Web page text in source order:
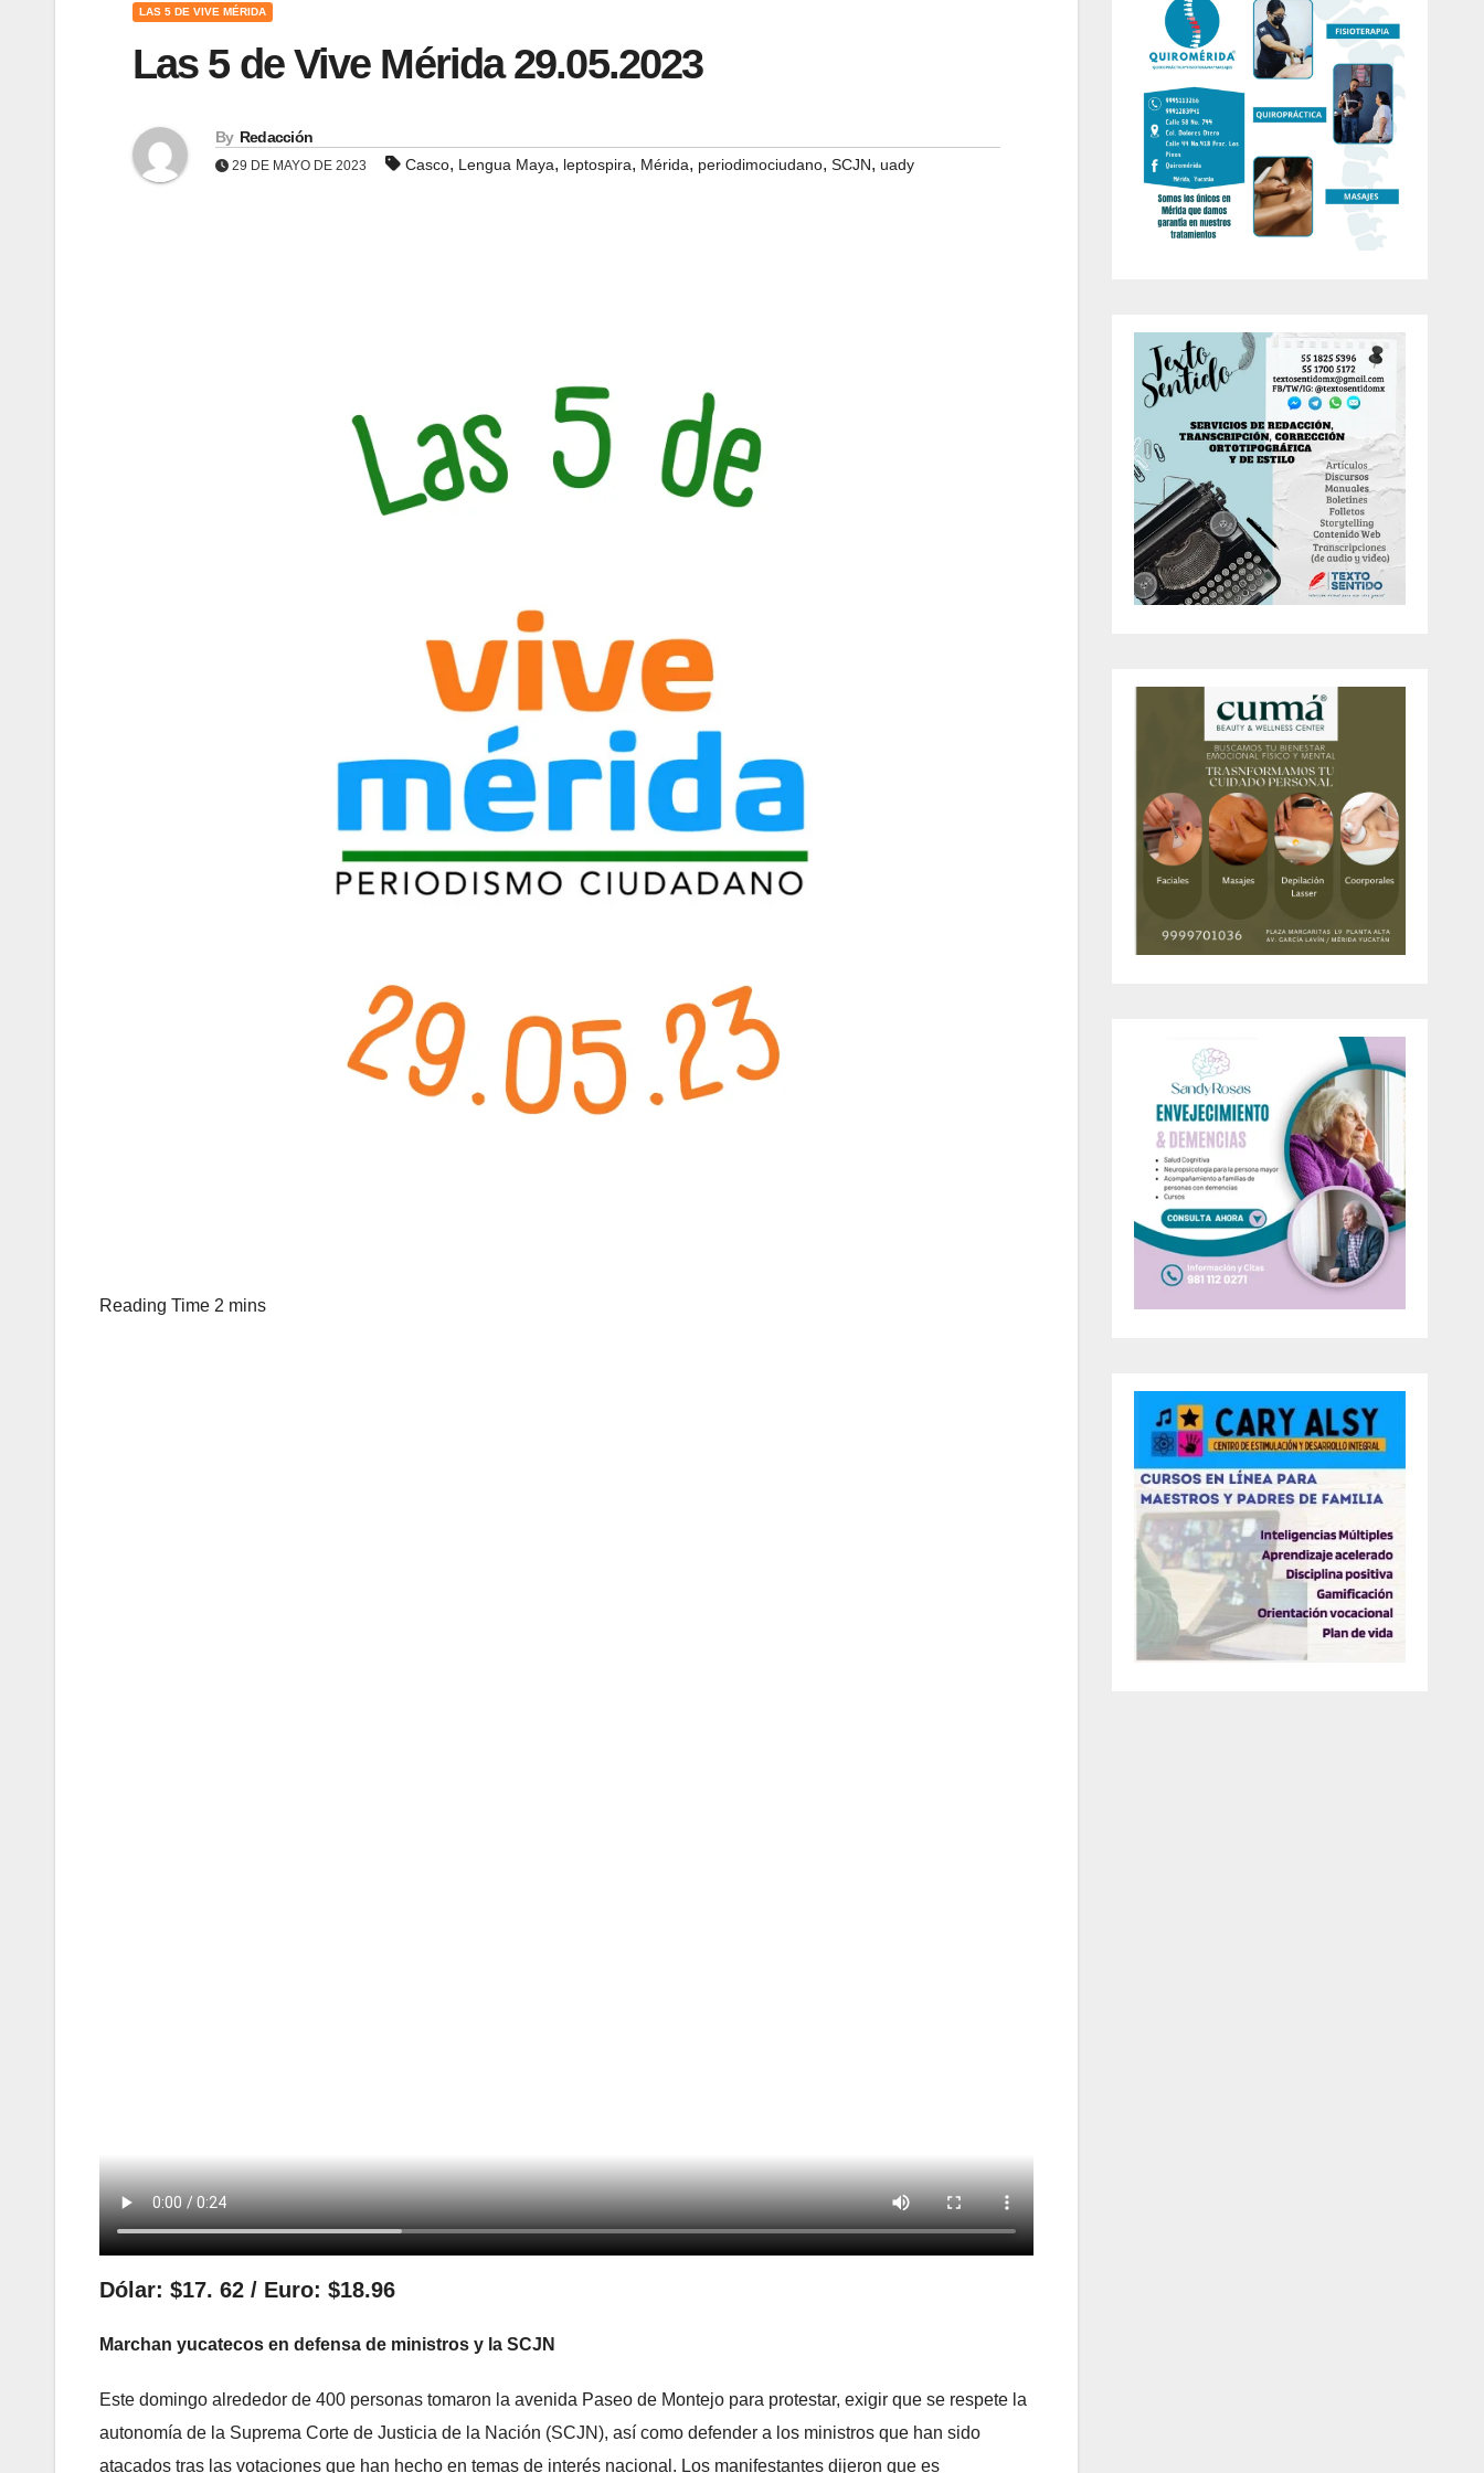
LAS 5 DE VIVE MÉRIDA
Las 5 de Vive Mérida 29.05.2023
By Redacción
29 DE MAYO DE 2023 Casco, Lengua Maya, leptospira, Mérida, periodimociudano, SCJN, uady
Dólar: $17. 62 / Euro: $18.96
Marchan yucatecos en defensa de ministros y la SCJN
Este domingo alrededor de 400 personas tomaron la avenida Paseo de Montejo para protestar, exigir que se respete la
autonomía de la Suprema Corte de Justicia de la Nación (SCJN), así como defender a los ministros que han sido
atacados tras las votaciones que han hecho en temas de interés nacional. Los manifestantes dijeron que es